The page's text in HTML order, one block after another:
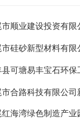
市顺业建设投资有
市硅砂新型材料有
县可塘易丰宝石环
市合路科技有限公
红海湾绿色制造产